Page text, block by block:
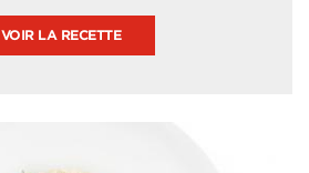
VOIR LA RECETTE